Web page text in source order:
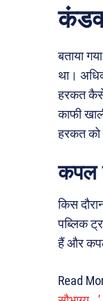
बताया
था।
हरकत कैसे
काफी
हरकत को
कपल
किस
पब्लिक
हैं और
Read